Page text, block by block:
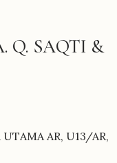
Q. SAQTI &
AR, U13/AR,